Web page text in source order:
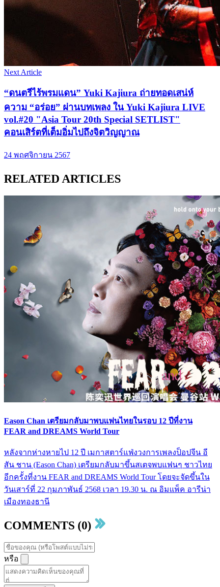
Next Article
“ดนตรีไร้พรมแดน” Yuki Kajiura ถ่ายทอดเสน่ห์
ความ “อร่อย” ผ่านบทเพลง ใน Yuki Kajiura LIVE
vol.#20 "Asia Tour 20th Special SETLIST"
คอนเสิร์ตที่เต็มอิ่มไปถึงจิตวิญญาณ
24 พฤศจิกายน 2567
RELATED ARTICLES
Eason Chan เตรียมกลับมาพบแฟนไทยในรอบ 12 ปีที่งาน
FEAR and DREAMS World Tour
หลังจากห่างหายไป 12 ปี เมกาสตาร์แฟ่งวงการเพลงป็อปจีน อี
สัน ชาน (Eason Chan) เตรียมกลับมาขึ้นสเตจพบแฟนๆ ชาวไทย
อีกครั้งที่งาน FEAR and DREAMS World Tour โดยจะจัดขึ้นใน
วันเสาร์ที่ 22 กุมภาพันธ์ 2568 เวลา 19.30 น. ณ อิมแพ็ค อารีน่า
เมืองทองธานี
COMMENTS (0)
หรือ